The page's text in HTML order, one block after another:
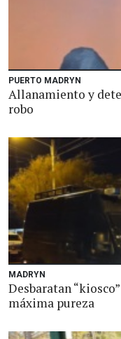
PUERTO MADRYN
Allanamiento y
robo
MADRYN
Desbaratan
máxima pureza